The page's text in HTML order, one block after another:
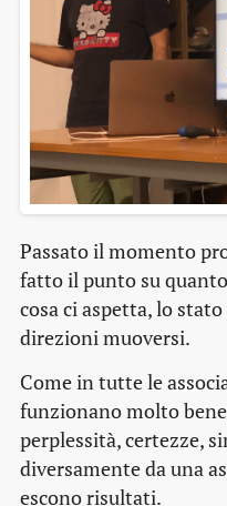
Passato il momento
fatto il punto su
cosa ci aspetta, lo
direzioni muoversi.
Come in tutte le
funzionano molto
perplessità, certezze,
diversamente da una
escono risultati.